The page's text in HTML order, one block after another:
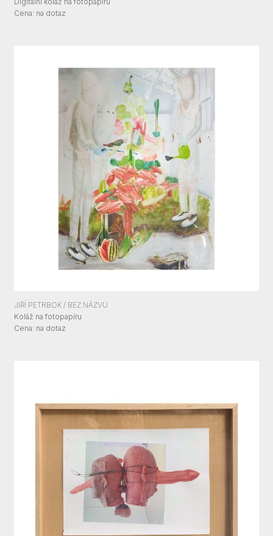
Cena:
Cena: na dotaz
JIŘÍ PETRBOK / BEZ NÁZVU
Koláž na fotopapíru
Cena:
Cena: na dotaz